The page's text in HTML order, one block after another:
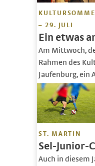
– 29. JULI
Ein etwas
Am Mittwoch,
Rahmen des
Jaufenburg, ein
ST. MARTIN
Sel-Junior-
Auch in diesem